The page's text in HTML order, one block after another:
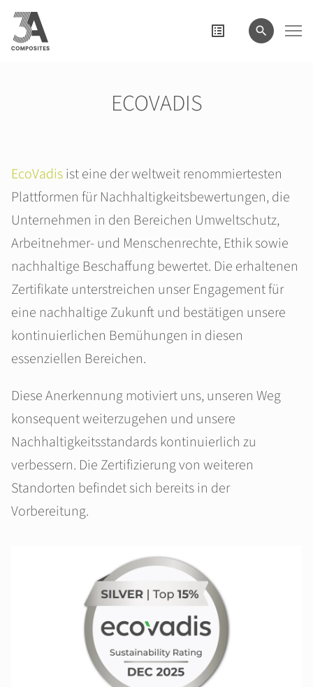
eingeben
ECOVADIS
EcoVadisist eine der weltweit renommiertesten
Plattformen für Nachhaltigkeitsbewertungen, die
Unternehmen in den Bereichen Umweltschutz,
Arbeitnehmer- und Menschenrechte, Ethik sowie
nachhaltige Beschaffung bewertet. Die erhaltenen
Zertifikate unterstreichen unser Engagement für
eine nachhaltige Zukunft und bestätigen unsere
kontinuierlichen Bemühungen in diesen
essenziellen Bereichen.
Diese Anerkennung motiviert uns, unseren Weg
konsequent weiterzugehen und unsere
Nachhaltigkeitsstandards kontinuierlich zu
verbessern. Die Zertifizierung von weiteren
Standorten befindet sich bereits in der
Vorbereitung.